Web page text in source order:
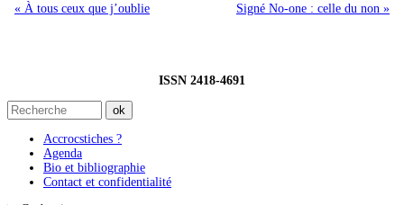
« À tous ceux que j’oublie Signé No-one : celle du non »
ISSN 2418-4691
Accrocstiches ?
Agenda
Bio et bibliographie
Contact et confidentialité